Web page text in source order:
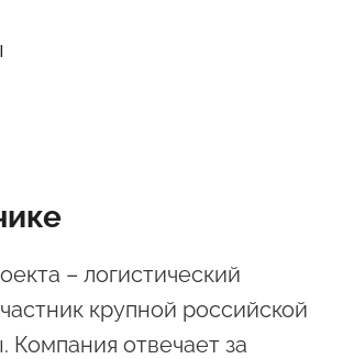
– логистический
крупной российской
Компания отвечает за